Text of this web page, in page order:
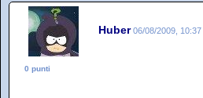
Huber 06/08/2009, 10:37
0 punti